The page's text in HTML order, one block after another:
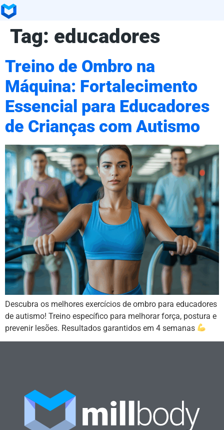
Tag: educadores
Treino de Ombro na
Máquina: Fortalecimento
Essencial para Educadores
de Crianças com Autismo
Descubra os melhores exercícios de ombro para educadores
de autismo! Treino específico para melhorar força, postura e
prevenir lesões. Resultados garantidos em 4 semanas